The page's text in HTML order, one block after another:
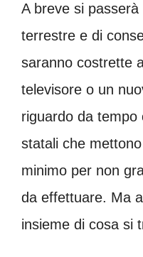
A breve si
terrestre e di
saranno costrette
televisore o un
riguardo da tempo
statali che
minimo per non
da effettuare. Ma
insieme di cosa si